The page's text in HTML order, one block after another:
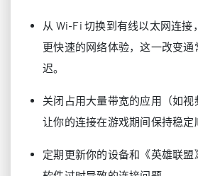
从 Wi‑Fi 切换到有线以太网连接
更快速的网络体验，这一改变通
迟。
关闭占用大量带宽的应用（如视
让你的连接在游戏期间保持稳定
定期更新你的设备和《英雄联盟